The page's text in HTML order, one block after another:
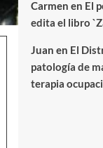
Carmen en El
edita el libro
Juan en El
patología de
terapia